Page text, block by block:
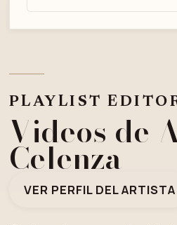
PLAYLIST
Videos de
Celenza
VER PERFIL DEL ARTISTA